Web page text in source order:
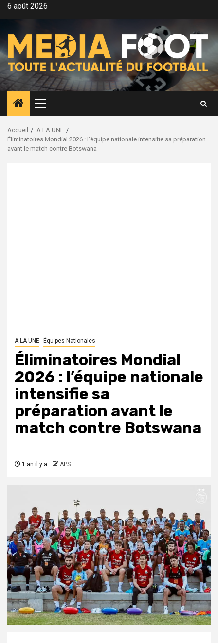
Aller6 août 2026
Menu
principal
Accueil
A LA UNE
Éliminatoires Mondial 2026 : l’équipe nationale intensifie sa préparation
avant le match contre Botswana
A LA UNE Équipes Nationales
Éliminatoires Mondial
2026 : l’équipe nationale
intensifie sa
préparation avant le
match contre Botswana
1 an il y a APS